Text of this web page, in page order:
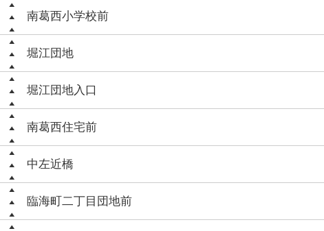
南葛西小学校前
堀江団地
堀江団地入口
南葛西住宅前
中左近橋
臨海町二丁目団地前